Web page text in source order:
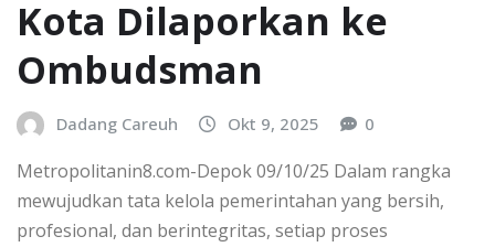
Kota Dilaporkan ke
Ombudsman
Dadang Careuh Okt 9, 2025 0
Metropolitanin8.com-Depok 09/10/25 Dalam rangka
mewujudkan tata kelola pemerintahan yang bersih,
profesional, dan berintegritas, setiap proses